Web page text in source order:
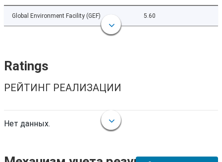
Global Environment Facility (GEF) 5.60
Ratings
РЕЙТИНГ РЕАЛИЗАЦИИ
Нет данных.